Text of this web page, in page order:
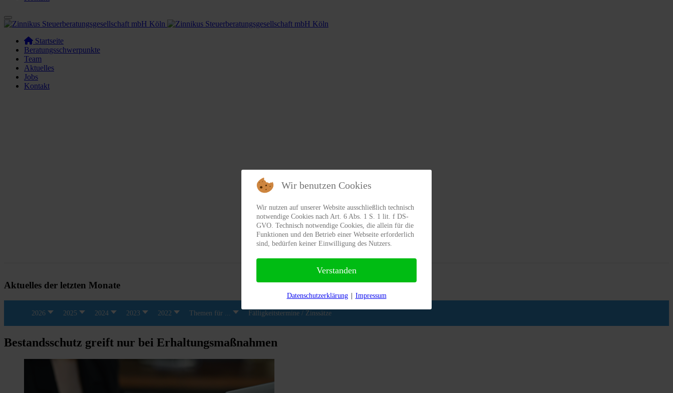
Startseite
Beratungsschwerpunkte
Team
Aktuelles
Jobs
Kontakt
Aktuelles aus dem Steuerrecht
Aktuelles der letzten Monate
2026 2025 2024 2023 2022 Themen für ... Fälligkeitstermine / Zinssätze
Bestandsschutz greift nur bei Erhaltungsmaßnahmen
Wir benutzen Cookies
Wir nutzen auf unserer Website ausschließlich technisch
notwendige Cookies nach Art. 6 Abs. 1 S. 1 lit. f DS-
GVO. Technisch notwendige Cookies, die allein für die
Funktionen und den Betrieb einer Webseite erforderlich
sind, bedürfen keiner Einwilligung des Nutzers.
Verstanden
Datenschutzerklärung Impressum